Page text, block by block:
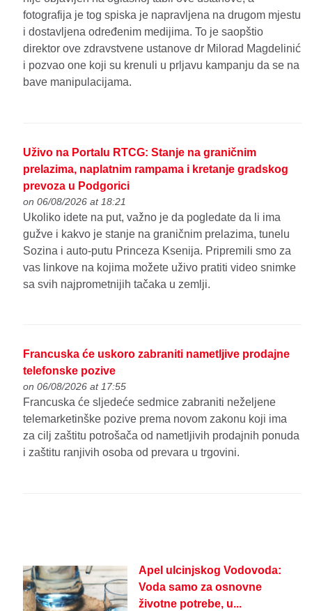
fotografija je tog spiska je napravljena na drugom mjestu
i dostavljena određenim medijima. To je saopštio
direktor ove zdravstvene ustanove dr Milorad Magdelinić
i pozvao one koji su krenuli u prljavu kampanju da se na
bave manipulacijama.
Uživo na Portalu RTCG: Stanje na graničnim
prelazima, naplatnim rampama i kretanje gradskog
prevoza u Podgorici
on 06/08/2026 at 18:21
Ukoliko idete na put, važno je da pogledate da li ima
gužve i kakvo je stanje na graničnim prelazima, tunelu
Sozina i auto-putu Princeza Ksenija. Pripremili smo za
vas linkove na kojima možete uživo pratiti video snimke
sa svih najprometnijih tačaka u zemlji.
Francuska će uskoro zabraniti nametljive prodajne
telefonske pozive
on 06/08/2026 at 17:55
Francuska će sljedeće sedmice zabraniti neželjene
telemarketinške pozive prema novom zakonu koji ima
za cilj zaštitu potrošača od nametljivih prodajnih ponuda
i zaštitu ranjivih osoba od prevara u trgovini.
Apel ulcinjskog Vodovoda:
Voda samo za osnovne
životne potrebe, u...